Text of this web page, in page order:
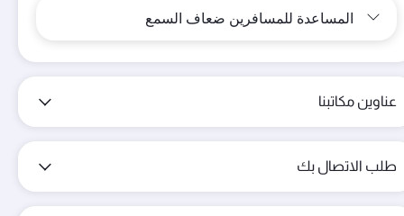
المساعدة للمسافرين ضعاف السمع
عناوين مكاتبنا
طلب الاتصال بك